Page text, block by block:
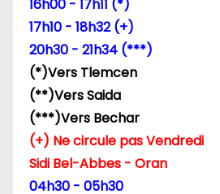
a
r
t
16h00 - 17h11 (*)
17h10 - 18h32 (+)
20h30 - 21h34 (***)
(*)Vers Tlemcen
(**)Vers Saida
(***)Vers Bechar
(+) Ne circule pas Vendredi
Sidi Bel-Abbes - Oran
04h30 - 05h30